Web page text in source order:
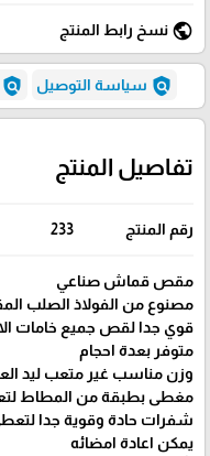
public نسخ رابط المنتج
policy سياسة التوصيل policy
تفاصيل المنتج
رقم المنتج 233
مقص قماش صناعي
مصنوع من الفولاذ الصلب
قوي جدا لقص جميع خامات
متوفر بعدة احجام
وزن مناسب غير متعب ليد
مغطى بطبقة من المطاط
شفرات حادة وقوية جدا
يمكن اعادة امضائه